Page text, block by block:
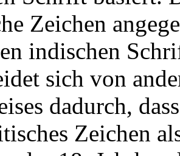
Zeichen
indischen
sich von
dadurch,
Zeichen